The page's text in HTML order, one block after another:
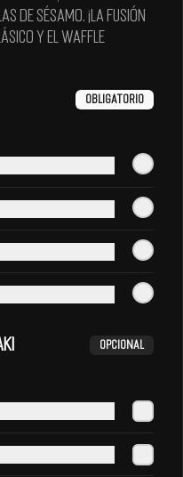
Coca-Cola Original 350
de sésamo. ¡La fusión
y el waffle
Obligatorio
Opcional